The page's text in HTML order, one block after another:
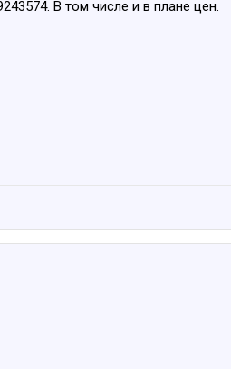
В том числе и в плане цен.